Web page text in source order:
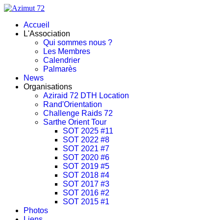
Accueil
L'Association
Qui sommes nous ?
Les Membres
Calendrier
Palmarès
News
Organisations
Aziraid 72 DTH Location
Rand'Orientation
Challenge Raids 72
Sarthe Orient Tour
SOT 2025 #11
SOT 2022 #8
SOT 2021 #7
SOT 2020 #6
SOT 2019 #5
SOT 2018 #4
SOT 2017 #3
SOT 2016 #2
SOT 2015 #1
Photos